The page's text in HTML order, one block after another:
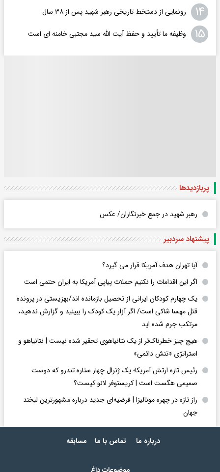
۱۴ رونمایی از دستخط تاریخی رهبر شهید پس از ۳۸ سال
۱۵ وظیفه ما تأیید و حفظ آیت الله سید مجتبی خامنه ای است
پربازدید‌ها
رهبر شهید در جمع خبرنگاران/ عکس
پیشنهاد سردبیر
آیا تهران هدف آمریکا قرار می گیرد؟
اگر این اقدامات را نکنیم حملات پیاپی آمریکا به ایران حتمی است
یک چهارم کودکان ایرانی از تحصیل بازمانده اند/بهزیستی در پرونده
قتل مهسا شاکی است/ اگر آزار یک کودک را ببینید و گزارش ندهید،
مرتکب جرم شده اید
هیچ چیز خطرناک‌تر از یک نتانیاهوی تحقیر شده نیست | نتانیاهو و
استراتژی «تنش دائمی»
رئیس تازه ارتش آمریکا؛ یک ژنرال چهار ستاره تندرو که دوست
صمیمی هگست است | کریستوفر لانو کیست؟
راز تازه در چهره مونالیزا | فرضیه‌ای جدید درباره مشهورترین لبخند
جهان
درباره ما تماس با ما مسابقه